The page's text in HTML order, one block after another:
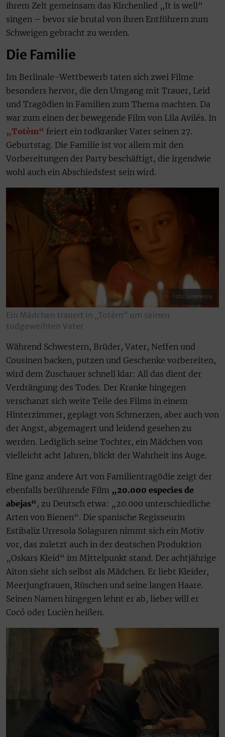
ihrem Zelt gemeinsam das Kirchenlied „It is well“
singen – bevor sie brutal von ihren Entführern zum
Schweigen gebracht zu werden.
Die Familie
Im Berlinale-Wettbewerb taten sich zwei Filme
besonders hervor, die den Umgang mit Trauer, Leid
und Tragödien in Familien zum Thema machten. Da
war zum einen der bewegende Film von Lila Avilés. In
„Totèm“ feiert ein todkranker Vater seinen 27.
Geburtstag. Die Familie ist vor allem mit den
Vorbereitungen der Party beschäftigt, die irgendwie
wohl auch ein Abschiedsfest sein wird.
Foto: Limerencia
Ein Mädchen trauert in „Totèm“ um seinen
todgeweihten Vater
Während Schwestern, Brüder, Vater, Neffen und
Cousinen backen, putzen und Geschenke vorbereiten,
wird dem Zuschauer schnell klar: All das dient der
Verdrängung des Todes. Der Kranke hingegen
verschanzt sich weite Teile des Films in einem
Hinterzimmer, geplagt von Schmerzen, aber auch von
der Angst, abgemagert und leidend gesehen zu
werden. Lediglich seine Tochter, ein Mädchen von
vielleicht acht Jahren, blickt der Wahrheit ins Auge.
Eine ganz andere Art von Familientragödie zeigt der
ebenfalls berührende Film „20.000 especies de
abejas“ , zu Deutsch etwa: „20.000 unterschiedliche
Arten von Bienen“. Die spanische Regisseurin
Estibaliz Urresola Solaguren nimmt sich ein Motiv
vor, das zuletzt auch in der deutschen Produktion
„Oskars Kleid“ im Mittelpunkt stand. Der achtjährige
Aiton sieht sich selbst als Mädchen. Er liebt Kleider,
Meerjungfrauen, Rüschen und seine langen Haare.
Seinen Namen hingegen lehnt er ab, lieber will er
Cocó oder Lucièn heißen.